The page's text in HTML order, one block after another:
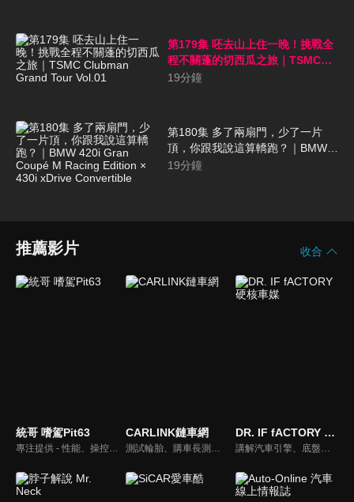
第179集 呸去山上住一晚！挑戰全
程不關蓬的切西瓜之旅｜TSMC
Clubman Grand Tour Vol.01
19分鐘
第180集 多了兩扇門，少了一片
頂，你跟我說這算轎跑？｜BMW
420i Gran Coupé M Racing
19分鐘
推薦影片 收合
統哥 嗜駕Pit63 CARLINK鏈車網 DR. IF fACTORY 硬核車媒